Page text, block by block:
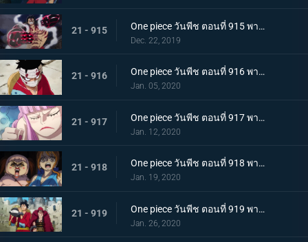
21 - 915 One piece วันพีช ตอนที่ 915 พากย์ไทย การทำลายล้าง! ท่าไม้ตายเผด็จศึกอัสนีแปดทิศ!
Dec. 22, 2019
21 - 916 One piece วันพีช ตอนที่ 916 พากย์ไทย ลูฟี่ผู้ถูกเย้ยหยัน นรกบนดินที่เหมืองนักโทษ
Jan. 05, 2020
21 - 917 One piece วันพีช ตอนที่ 917 พากย์ไทย ดินแดนศักดิ์สิทธิ์สั่นคลอน หนวดดำ 1 ใน 4 จักรพรรดิผู้ไม่เกรงกลัวใคร
Jan. 12, 2020
21 - 918 One piece วันพีช ตอนที่ 918 พากย์ไทย เริ่มดำเนินการ แผนการใหญ่โค่นล้มไคโด!
Jan. 19, 2020
21 - 919 One piece วันพีช ตอนที่ 919 พากย์ไทย ความโกลาหล! นักโทษลูฟี่กับคิด!
Jan. 26, 2020